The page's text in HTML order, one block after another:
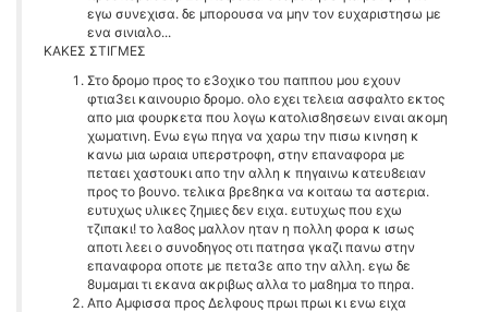
εγω συνεχισα. δε μπορουσα να μην τον ευχαριστησω με
ενα σινιαλο...
ΚΑΚΕΣ ΣΤΙΓΜΕΣ
Στο δρομο προς το ε3οχικο του παππου μου εχουν
φτια3ει καινουριο δρομο. ολο εχει τελεια ασφαλτο εκτος
απο μια φουρκετα που λογω κατολισ8ησεων ειναι ακομη
χωματινη. Ενω εγω πηγα να χαρω την πισω κινηση κ
κανω μια ωραια υπερστροφη, στην επαναφορα με
πεταει χαστουκι απο την αλλη κ πηγαινω κατευ8ειαν
προς το βουνο. τελικα βρε8ηκα να κοιταω τα αστερια.
ευτυχως υλικες ζημιες δεν ειχα. ευτυχως που εχω
τζιπακι! το λα8ος μαλλον ηταν η πολλη φορα κ ισως
αποτι λεει ο συνοδηγος οτι πατησα γκαζι πανω στην
επαναφορα οποτε με πετα3ε απο την αλλη. εγω δε
8υμαμαι τι εκανα ακριβως αλλα το μα8ημα το πηρα.
Απο Αμφισσα προς Δελφους πρωι πρωι κι ενω ειχα